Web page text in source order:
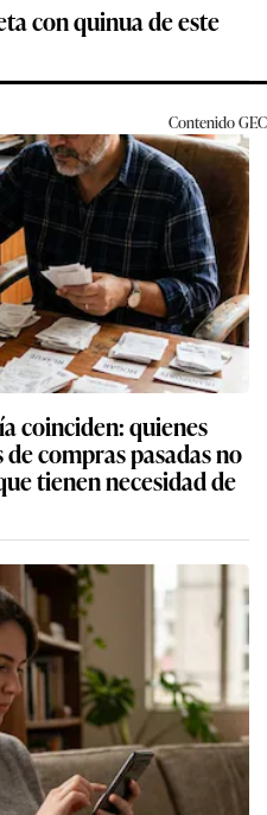
con quinua de este
ContenidoGEC
coinciden: quienes
compras pasadas no
tienen necesidad de